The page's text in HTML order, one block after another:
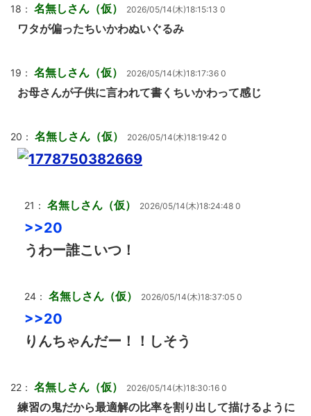
18： 名無しさん（仮） 2026/05/14(木)18:15:13 0
ワタが偏ったちいかわぬいぐるみ
19： 名無しさん（仮） 2026/05/14(木)18:17:36 0
お母さんが子供に言われて書くちいかわって感じ
20： 名無しさん（仮） 2026/05/14(木)18:19:42 0
21： 名無しさん（仮） 2026/05/14(木)18:24:48 0
>>20
うわー誰こいつ！
24： 名無しさん（仮） 2026/05/14(木)18:37:05 0
>>20
りんちゃんだー！！しそう
22： 名無しさん（仮） 2026/05/14(木)18:30:16 0
練習の鬼だから最適解の比率を割り出して描けるように